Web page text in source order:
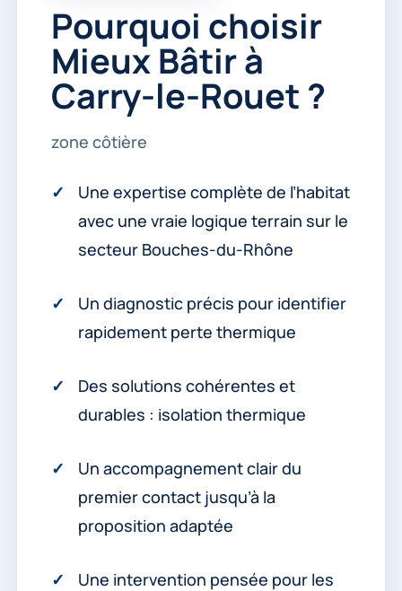
Pourquoi choisir
Mieux Bâtir à
Carry-le-Rouet ?
zone côtière
Une expertise complète de l’habitat
avec une vraie logique terrain sur le
secteur Bouches-du-Rhône
Un diagnostic précis pour identifier
rapidement perte thermique
Des solutions cohérentes et
durables : isolation thermique
Un accompagnement clair du
premier contact jusqu’à la
proposition adaptée
Une intervention pensée pour les